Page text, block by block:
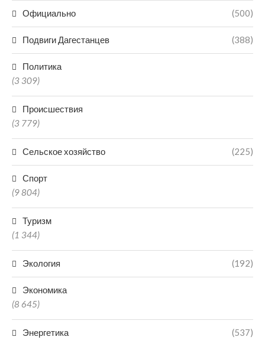
Официально (500)
Подвиги Дагестанцев (388)
Политика
(3 309)
Происшествия
(3 779)
Сельское хозяйство (225)
Спорт
(9 804)
Туризм
(1 344)
Экология (192)
Экономика
(8 645)
Энергетика (537)